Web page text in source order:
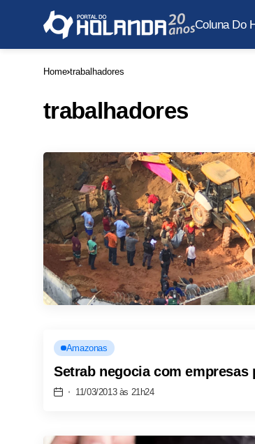
Coluna Do
Home trabalhadores
trabalhadores
Amazonas
Setrab negocia com
11/03/2013 às 21h24